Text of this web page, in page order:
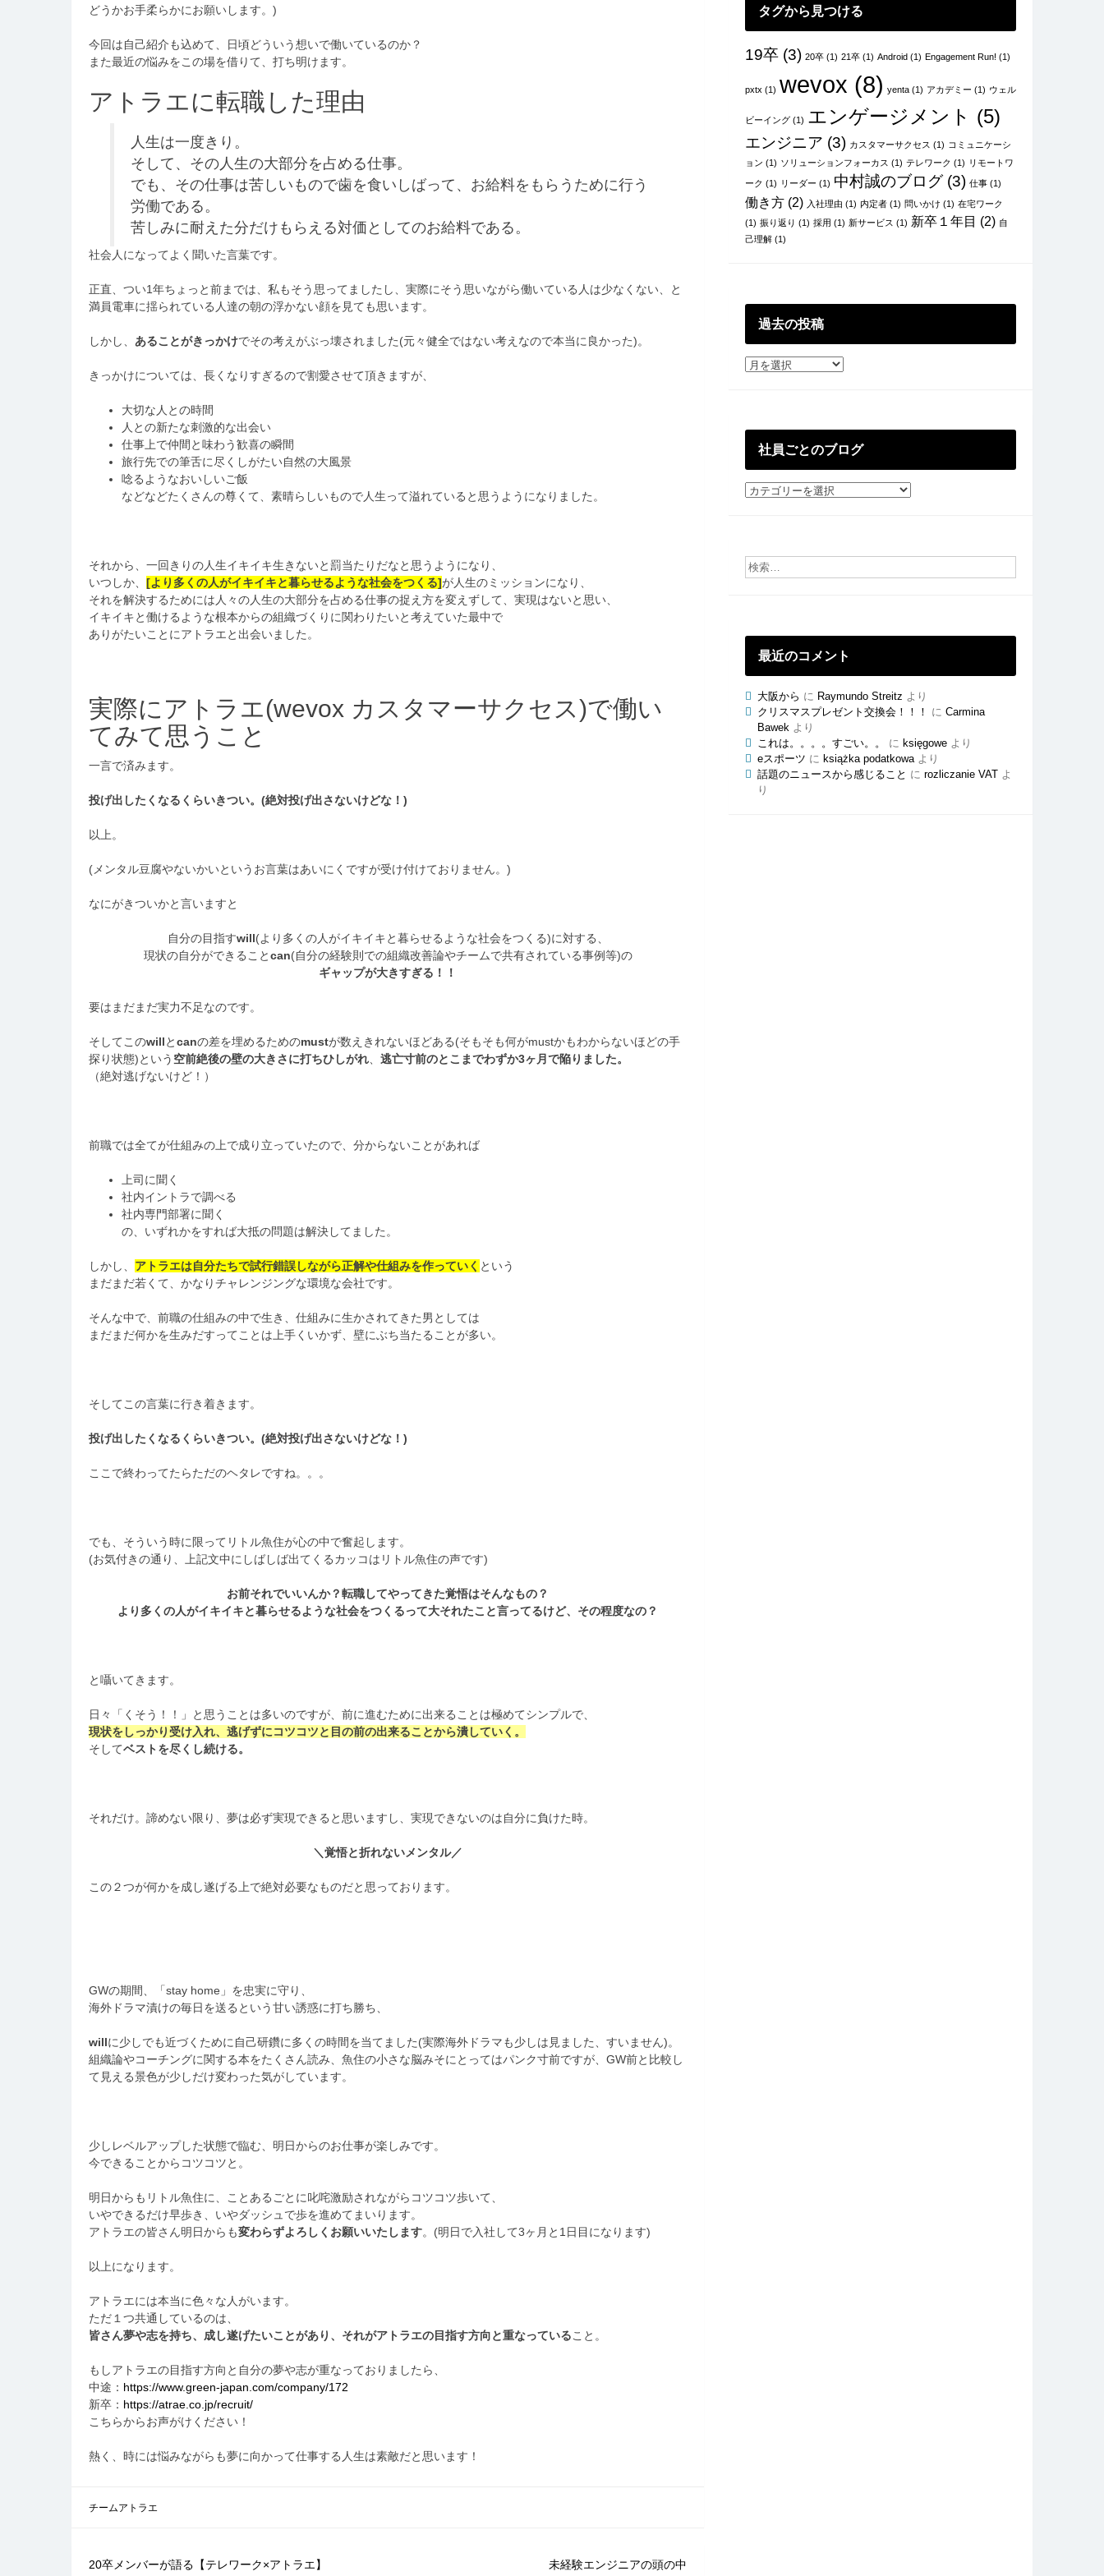
どうかお手柔らかにお願いします。)
今回は自己紹介も込めて、日頃どういう想いで働いているのか？
また最近の悩みをこの場を借りて、打ち明けます。
アトラエに転職した理由
人生は一度きり。
そして、その人生の大部分を占める仕事。
でも、その仕事は苦しいもので歯を食いしばって、お給料をもらうために行う
労働である。
苦しみに耐えた分だけもらえる対価としてのお給料である。
社会人になってよく聞いた言葉です。
正直、つい1年ちょっと前までは、私もそう思ってましたし、実際にそう思いながら働いている人は少なくない、と
満員電車に揺られている人達の朝の浮かない顔を見ても思います。
しかし、 あることがきっかけでその考えがぶっ壊されました(元々健全ではない考えなので本当に良かった)。
きっかけについては、長くなりすぎるので割愛させて頂きますが、
大切な人との時間
人との新たな刺激的な出会い
仕事上で仲間と味わう歓喜の瞬間
旅行先での筆舌に尽くしがたい自然の大風景
唸るようなおいしいご飯
などなどたくさんの尊くて、素晴らしいもので人生って溢れていると思うようになりました。
それから、一回きりの人生イキイキ生きないと罰当たりだなと思うようになり、
いつしか、 [より多くの人がイキイキと暮らせるような社会をつくる]が人生のミッションになり、
それを解決するためには人々の人生の大部分を占める仕事の捉え方を変えずして、実現はないと思い、
イキイキと働けるような根本からの組織づくりに関わりたいと考えていた最中で
ありがたいことにアトラエと出会いました。
実際にアトラエ(wevox カスタマーサクセス)で働い
てみて思うこと
一言で済みます。
投げ出したくなるくらいきつい。(絶対投げ出さないけどな！)
以上。
(メンタル豆腐やないかいというお言葉はあいにくですが受け付けておりません。)
なにがきついかと言いますと
自分の目指すwill(より多くの人がイキイキと暮らせるような社会をつくる)に対する、
現状の自分ができることcan(自分の経験則での組織改善論やチームで共有されている事例等)の
ギャップが大きすぎる！！
要はまだまだ実力不足なのです。
そしてこのwillとcanの差を埋めるためのmustが数えきれないほどある(そもそも何がmustかもわからないほどの手
探り状態)という 空前絶後の壁の大きさに打ちひしがれ
逃亡寸前のとこまでわずか3ヶ月で陥りました。
（絶対逃げないけど！）
前職では全てが仕組みの上で成り立っていたので、分からないことがあれば
上司に聞く
社内イントラで調べる
社内専門部署に聞く
の、いずれかをすれば大抵の問題は解決してました。
しかし、 アトラエは自分たちで試行錯誤しながら正解や仕組みを作っていく という
まだまだ若くて、かなりチャレンジングな環境な会社です。
そんな中で、前職の仕組みの中で生き、仕組みに生かされてきた男としては
まだまだ何かを生みだすってことは上手くいかず、壁にぶち当たることが多い。
そしてこの言葉に行き着きます。
投げ出したくなるくらいきつい。(絶対投げ出さないけどな！)
ここで終わってたらただのヘタレですね。。。
でも、そういう時に限ってリトル魚住が心の中で奮起します。
(お気付きの通り、上記文中にしばしば出てくるカッコはリトル魚住の声です)
お前それでいいんか？転職してやってきた覚悟はそんなもの？
より多くの人がイキイキと暮らせるような社会をつくるって大それたこと言ってるけど、その程度なの？
と囁いてきます。
日々「くそう！！」と思うことは多いのですが、前に進むために出来ることは極めてシンプルで、
現状をしっかり受け入れ、逃げずにコツコツと目の前の出来ることから潰していく。
そしてベストを尽くし続ける。
それだけ。諦めない限り、夢は必ず実現できると思いますし、実現できないのは自分に負けた時。
＼覚悟と折れないメンタル／
この２つが何かを成し遂げる上で絶対必要なものだと思っております。
GWの期間、「stay home」を忠実に守り、
海外ドラマ漬けの毎日を送るという甘い誘惑に打ち勝ち、
willに少しでも近づくために自己研鑽に多くの時間を当てました(実際海外ドラマも少しは見ました、すいません)。
組織論やコーチングに関する本をたくさん読み、魚住の小さな脳みそにとってはパンク寸前ですが、GW前と比較し
て見える景色が少しだけ変わった気がしています。
少しレベルアップした状態で臨む、明日からのお仕事が楽しみです。
今できることからコツコツと。
明日からもリトル魚住に、ことあるごとに叱咤激励されながらコツコツ歩いて、
いやできるだけ早歩き、いやダッシュで歩を進めてまいります。
アトラエの皆さん明日からも変わらずよろしくお願いいたします。(明日で入社して3ヶ月と1日目になります)
以上になります。
アトラエには本当に色々な人がいます。
ただ１つ共通しているのは、
皆さん夢や志を持ち、成し遂げたいことがあり、それがアトラエの目指す方向と重なっていること。
もしアトラエの目指す方向と自分の夢や志が重なっておりましたら、
中途： https://www.green-japan.com/company/172
新卒： https://atrae.co.jp/recruit/
こちらからお声がけください！
熱く、時には悩みながらも夢に向かって仕事する人生は素敵だと思います！
チームアトラエ
投
20卒メンバーが語る【テレワーク×アトラエ】 未経験エンジニアの頭の中
タグから見つける
19卒(3) 20卒(1) 21卒(1) Android(1) Engagement Run! (1)
pxtx (1) wevox (8) yenta(1) アカデミー (1) ウェル
ビーイング(1) エンゲージメント (5)
エンジニア (3) カスタマーサクセス (1) コミュニケーシ
ョン (1) ソリューションフォーカス (1) テレワーク (1) リモートワ
ーク (1) リーダー (1) 中村誠のブログ(3) 仕事(1)
働き方(2) 入社理由 (1) 内定者(1) 問いかけ (1) 在宅ワーク
(1) 振り返り (1) 採用 (1) 新サービス (1) 新卒１年目 (2) 自
己理解(1)
過去の投稿
過
社員ごとのブログ
社
ブ
最近のコメント
大阪から に Raymundo Streitz より
クリスマスプレゼント交換会！！！
に Carmina
Bawekより
これは。。。。すごい。。
に księgoweより
eスポーツ に książka podatkowaより
話題のニュースから感じること に rozliczanie VATよ
り